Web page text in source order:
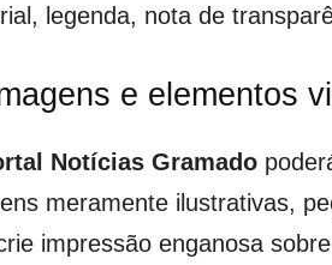
legenda, nota de
e elementos
Notícias Gramado
meramente ilustrativas,
impressão enganosa